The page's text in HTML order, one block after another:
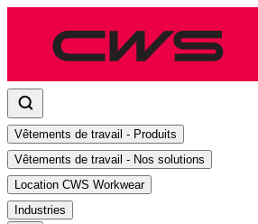
Vêtements de travail - Produits
Vêtements de travail - Nos solutions
Location CWS Workwear
Industries